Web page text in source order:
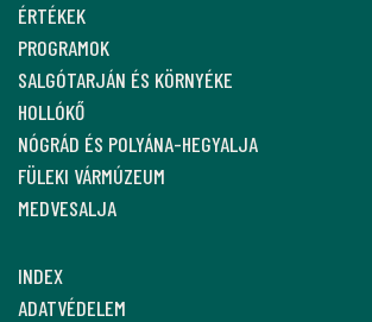
ÉRTÉKEK
PROGRAMOK
SALGÓTARJÁN ÉS KÖRNYÉKE
HOLLÓKŐ
NÓGRÁD ÉS POLYÁNA-HEGYALJA
FÜLEKI VÁRMÚZEUM
MEDVESALJA
INDEX
ADATVÉDELEM